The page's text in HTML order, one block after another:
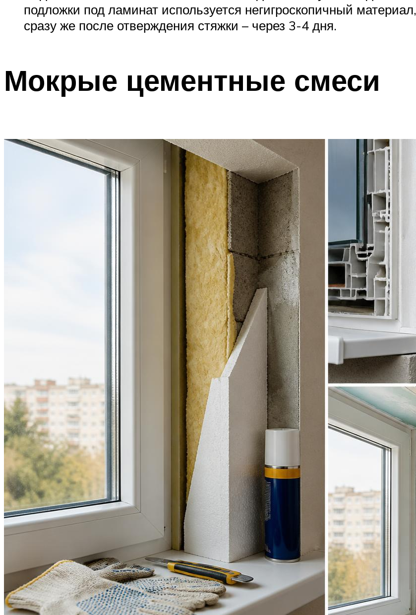
подложки под ламинат используется негигроскопичный
сразу же после отверждения стяжки – через 3-4 дня.
Мокрые цементные смеси